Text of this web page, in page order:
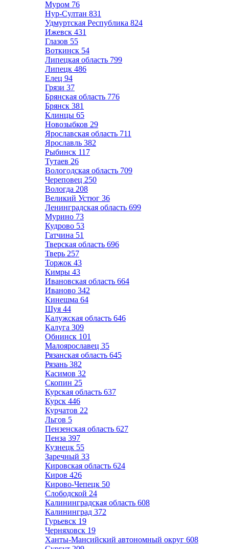
Муром 76
Нур-Султан 831
Удмуртская Республика 824
Ижевск 431
Глазов 55
Воткинск 54
Липецкая область 799
Липецк 486
Елец 94
Грязи 37
Брянская область 776
Брянск 381
Клинцы 65
Новозыбков 29
Ярославская область 711
Ярославль 382
Рыбинск 117
Тутаев 26
Вологодская область 709
Череповец 250
Вологда 208
Великий Устюг 36
Ленинградская область 699
Мурино 73
Кудрово 53
Гатчина 51
Тверская область 696
Тверь 257
Торжок 43
Кимры 43
Ивановская область 664
Иваново 342
Кинешма 64
Шуя 44
Калужская область 646
Калуга 309
Обнинск 101
Малоярославец 35
Рязанская область 645
Рязань 382
Касимов 32
Скопин 25
Курская область 637
Курск 446
Курчатов 22
Льгов 5
Пензенская область 627
Пенза 397
Кузнецк 55
Заречный 33
Кировская область 624
Киров 426
Кирово-Чепецк 50
Слободской 24
Калининградская область 608
Калининград 372
Гурьевск 19
Черняховск 19
Ханты-Мансийский автономный округ 608